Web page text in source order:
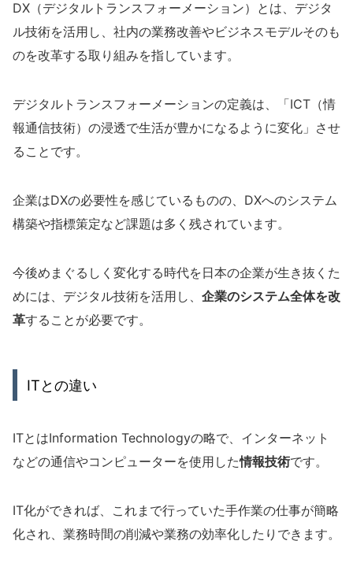
DX（デジタルトランスフォーメーション）とは、デジタ
ル技術を活用し、 社内の業務改善やビジネスモデルそのも
のを改革する取り組みを指しています。
デジタルトランスフォーメーションの定義は、「ICT（情
報通信技術）の浸透で生活が豊かになるように変化」させ
ることです。
企業はDXの必要性を感じているものの、DXへのシステム
構築や指標策定など課題は多く残されています。
今後めまぐるしく変化する時代を日本の企業が生き抜くた
めには、デジタル技術を活用し、 企業のシステム全体を改
革することが必要です。
ITとの違い
ITとはInformation Technologyの略で、インターネット
などの通信やコンピューターを使用した情報技術です。
IT化ができれば、これまで行っていた手作業の仕事が簡略
化され、業務時間の削減や業務の効率化したりできます。